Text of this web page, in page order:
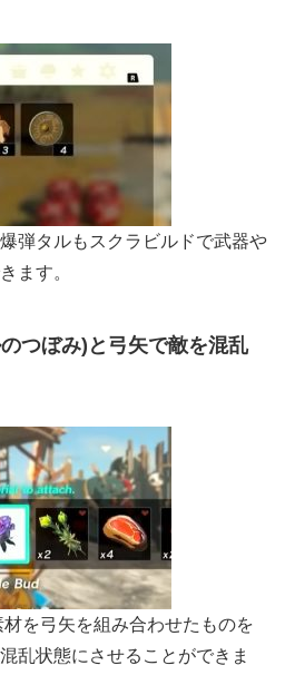
弾タルもスクラビルドで武器や
ます。
つぼみ)と弓矢で敵を混乱
材を弓矢を組み合わせたものを
乱状態にさせることができま